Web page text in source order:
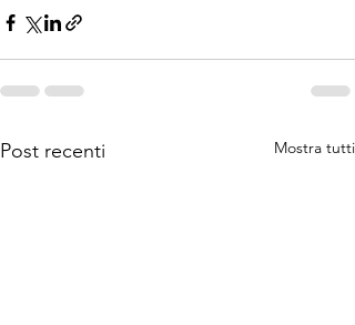
Post recenti Mostra tutti